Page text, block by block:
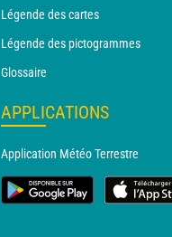
Légende des cartes
Légende des pictogrammes
Glossaire
APPLICATIONS
Application Météo Terrestre